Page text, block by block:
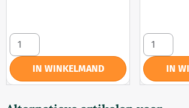
Aantal kiezen voor Douchewisser
IN WINKELMAND
Aantal
IN